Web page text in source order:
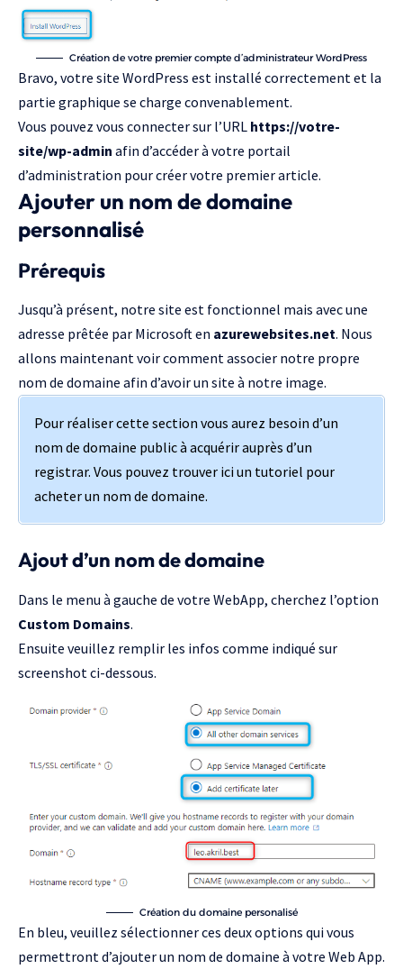
Création de votre premier compte d’administrateur WordPress
Bravo, votre site WordPress est installé correctement et la
partie graphique se charge convenablement.
Vous pouvez vous connecter sur l’URL https://votre-
site/wp-admin afin d’accéder à votre portail
d’administration pour créer votre premier article.
Ajouter un nom de domaine
personnalisé
Prérequis
Jusqu’à présent, notre site est fonctionnel mais avec une
adresse prêtée par Microsoft en azurewebsites.net. Nous
allons maintenant voir comment associer notre propre
nom de domaine afin d’avoir un site à notre image.
Pour réaliser cette section vous aurez besoin d’un
nom de domaine public à acquérir auprès d’un
registrar. Vous pouvez trouver ici un tutoriel pour
acheter un nom de domaine.
Ajout d’un nom de domaine
Dans le menu à gauche de votre WebApp, cherchez l’option
Custom Domains.
Ensuite veuillez remplir les infos comme indiqué sur
screenshot ci-dessous.
Création du domaine personalisé
En bleu, veuillez sélectionner ces deux options qui vous
permettront d’ajouter un nom de domaine à votre Web App.